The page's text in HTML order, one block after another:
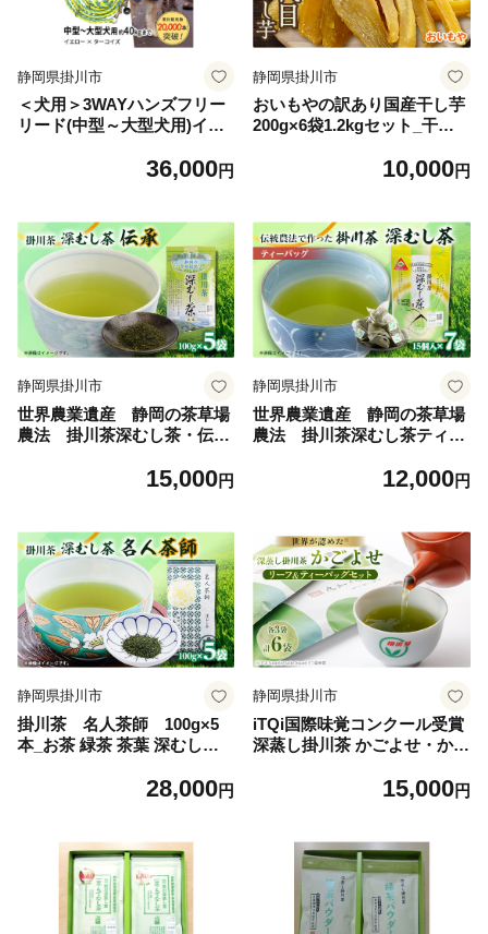
静岡県掛川市
＜犬用＞3WAYハンズフリー
リード(中型～大型犬用)イエ
ンママ＞【1743321】36,000円
静岡県掛川市
おいもやの訳あり国産干し芋
200g×6袋1.2kgセット_干し
産 人気 おすすめ 送料無料 贈
10,000円
静岡県掛川市
世界農業遺産 静岡の茶草場
農法 掛川茶深むし茶・伝
茶葉 深むし茶 掛川茶 深蒸し
川市 飲料 ギフト 送料無料
【1090610】
15,000円
静岡県掛川市
世界農業遺産 静岡の茶草場
農法 掛川茶深むし茶ティー
茶 掛川茶 ティーバッグ ヒモ
県 掛川市 飲料 ギフト 送料無
料【1090611】
12,000円
静岡県掛川市
掛川茶 名人茶師 100g×5
本_お茶 緑茶 茶葉 深むし茶
茶 茶 日本茶 100g×5本 静岡
0612】
28,000円
静岡県掛川市
iTQi国際味覚コンクール受賞
深蒸し掛川茶 かごよせ・かご
お茶 煎茶 茶葉 ティーバッグ
料 ギフト プレゼント 送料無
料【1091279】
15,000円